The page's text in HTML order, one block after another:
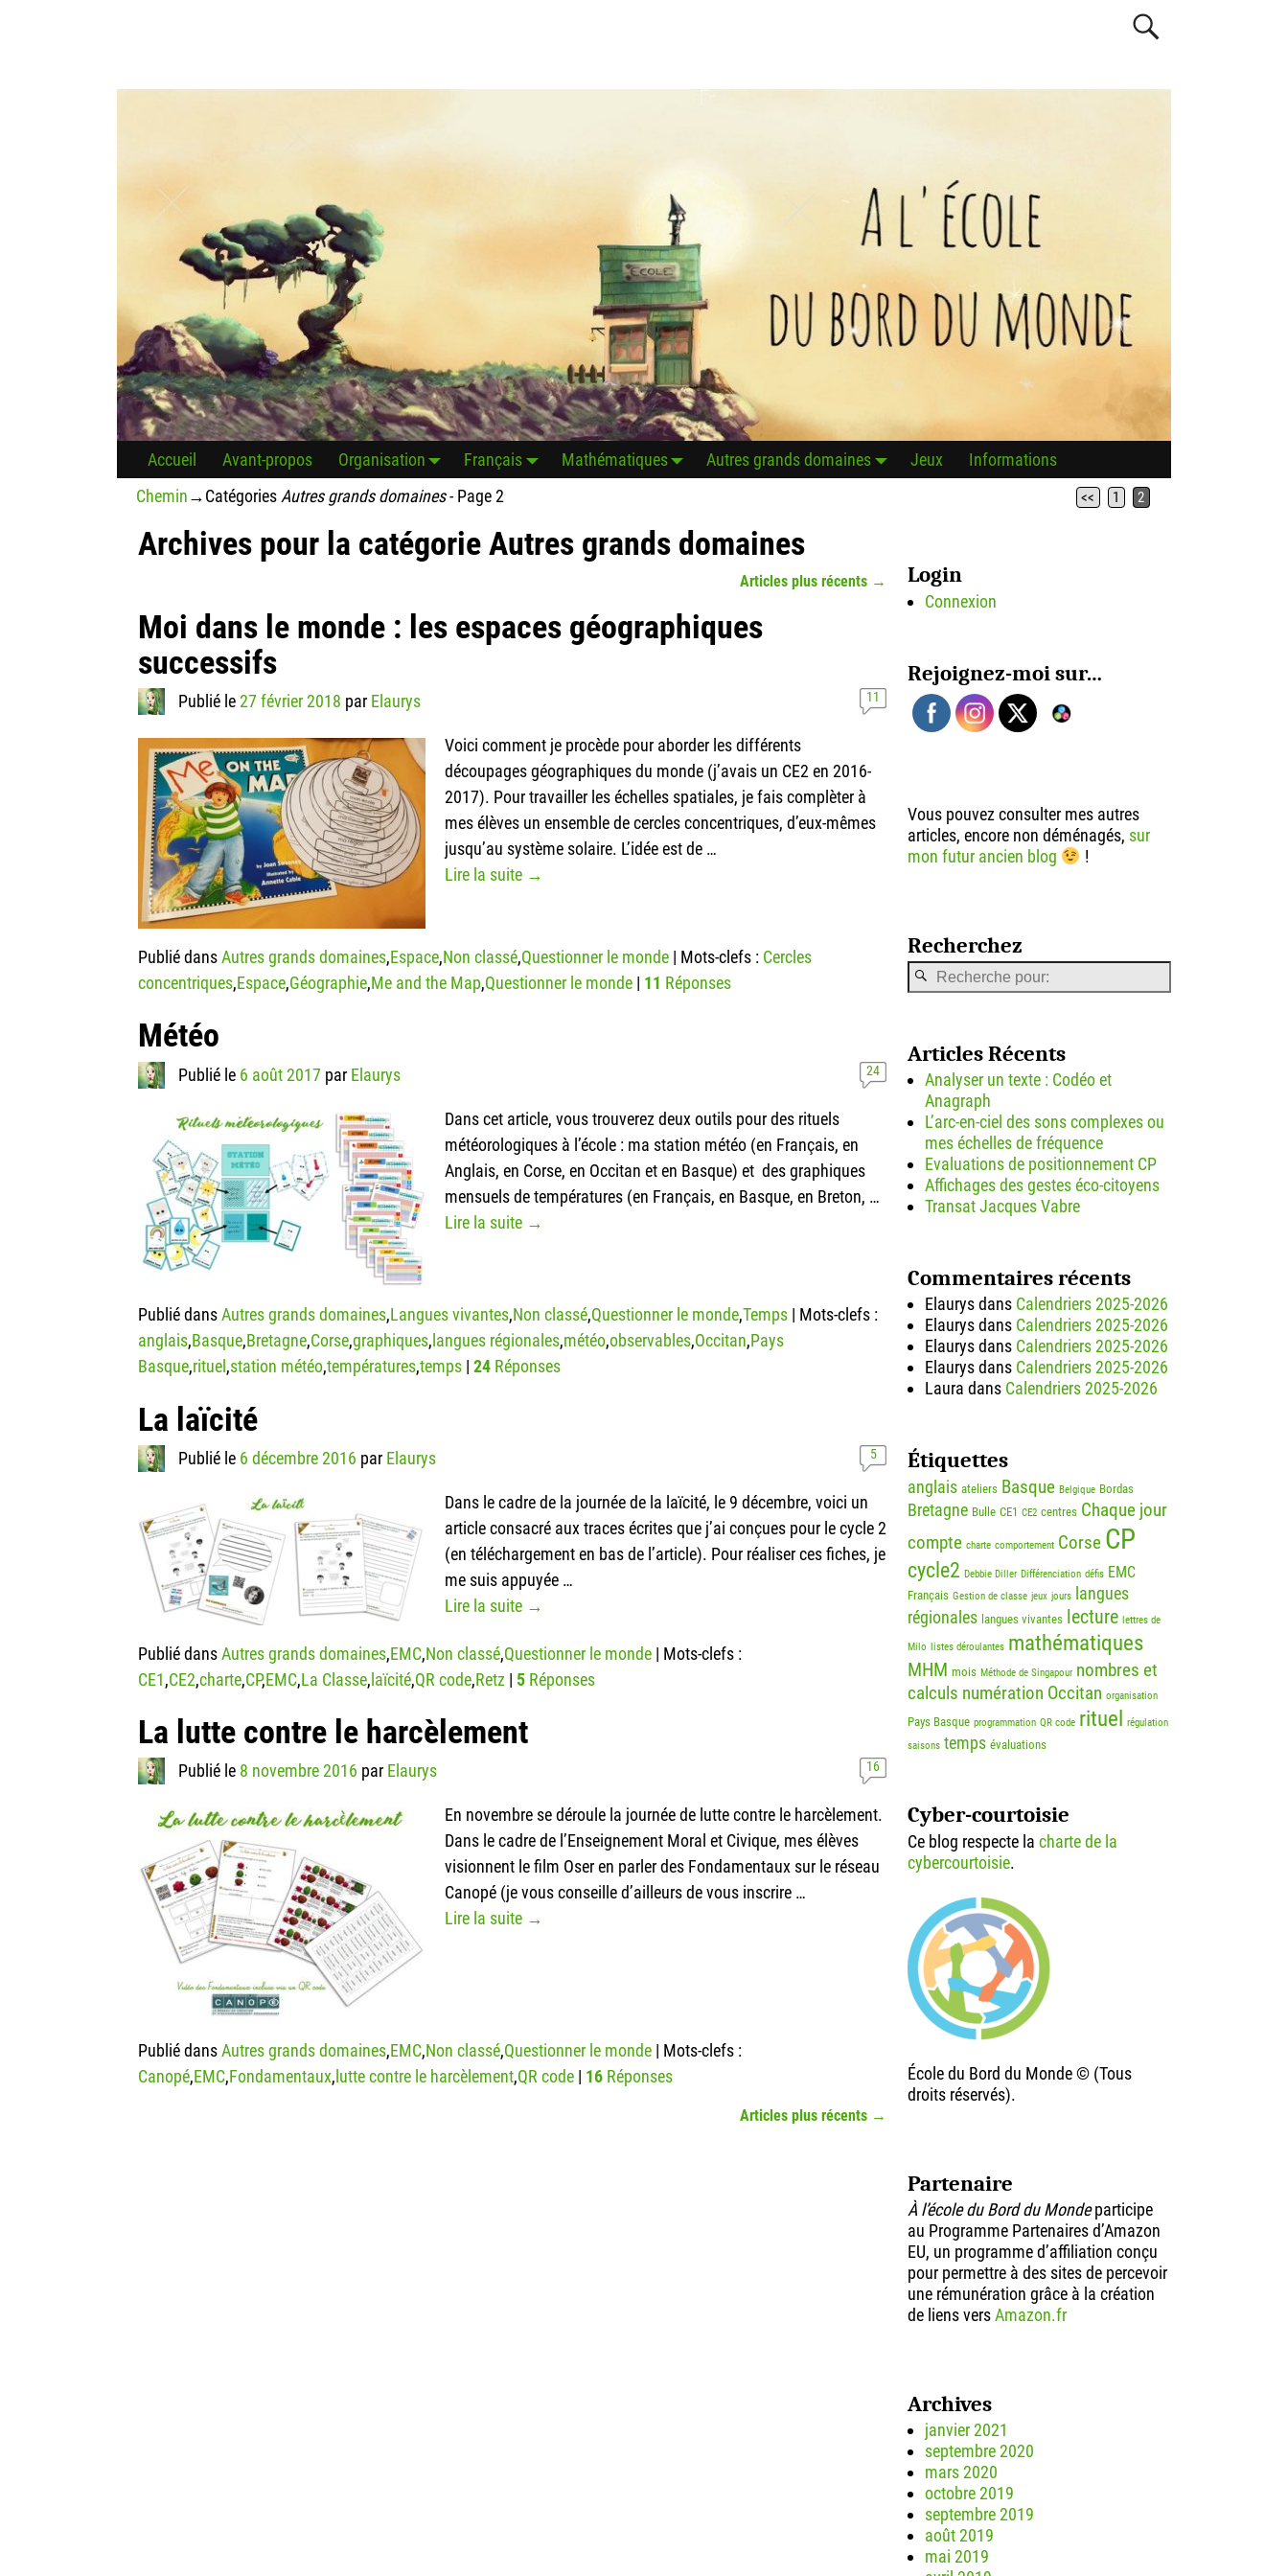
Accueil Avant-propos Organisation Français Mathématiques Autres grands domaines Jeux
Informations
Chemin→CatégoriesAutres grands domaines- Page 2 << 1 2
Archives pour la catégorie Autres grands domaines
Articles plus récents →
Moi dans le monde : les espaces géographiques
successifs
Publié le 27 février 2018 par Elaurys 11
Voici comment je procède pour aborder les différents
découpages géographiques du monde (j’avais un CE2 en 2016-
2017). Pour travailler les échelles spatiales, je fais complèter à
mes élèves un ensemble de cercles concentriques, d’eux-mêmes
jusqu’au système solaire. L’idée est de …
Lire la suite →
Publié dansAutres grands domaines,Espace,Non classé,Questionner le monde | Mots-clefs : Cercles
concentriques,Espace,Géographie,Me and the Map,Questionner le monde | 11 Réponses
Météo
Publié le 6 août 2017 par Elaurys 24
Dans cet article, vous trouverez deux outils pour des rituels
météorologiques à l’école : ma station météo (en Français, en
Anglais, en Corse, en Occitan et en Basque) et des graphiques
mensuels de températures (en Français, en Basque, en Breton, …
Lire la suite →
Publié dansAutres grands domaines,Langues vivantes,Non classé,Questionner le monde,Temps | Mots-clefs :
anglais,Basque,Bretagne,Corse,graphiques, langues régionales,météo,observables,Occitan,Pays
Basque,rituel ,station météo,températures,temps | 24 Réponses
La laïcité
Publié le 6 décembre 2016 par Elaurys 5
Dans le cadre de la journée de la laïcité, le 9 décembre, voici un
article consacré aux traces écrites que j’ai conçues pour le cycle 2
(en téléchargement en bas de l’article). Pour réaliser ces fiches, je
me suis appuyée …
Lire la suite →
Publié dansAutres grands domaines,EMC,Non classé,Questionner le monde | Mots-clefs :
CE1,CE2,charte,CP,EMC,La Classe,laïcité,QR code,Retz | 5 Réponses
La lutte contre le harcèlement
Publié le 8 novembre 2016 par Elaurys 16
En novembre se déroule la journée de lutte contre le harcèlement.
Dans le cadre de l’Enseignement Moral et Civique, mes élèves
visionnent le film Oser en parler des Fondamentaux sur le réseau
Canopé (je vous conseille d’ailleurs de vous inscrire …
Lire la suite →
Publié dansAutres grands domaines,EMC,Non classé,Questionner le monde | Mots-clefs :
Canopé,EMC,Fondamentaux, lutte contre le harcèlement,QR code | 16 Réponses
Articles plus récents →
Login
Connexion
Rejoignez-moi sur…
Vous pouvez consulter mes autres
articles, encore non déménagés, sur
mon futur ancien blog
!
Recherchez
Articles Récents
Analyser un texte : Codéo et
Anagraph
L’arc-en-ciel des sons complexes ou
mes échelles de fréquence
Evaluations de positionnement CP
Affichages des gestes éco-citoyens
Transat Jacques Vabre
Commentaires récents
Elaurysdans Calendriers 2025-2026
Elaurysdans Calendriers 2025-2026
Elaurysdans Calendriers 2025-2026
Elaurysdans Calendriers 2025-2026
Laura dans Calendriers 2025-2026
Étiquettes
anglais ateliers Basque Belgique Bordas
Bretagne Bulle CE1 CE2 centres Chaque jour
compte charte comportement Corse CP
cycle2 Debbie Diller Différenciation défis EMC
Français Gestion de classe jeux jours
langues
régionales langues vivantes lecture lettres de
Milo listes déroulantes mathématiques
MHM mois Méthode de Singapour nombres et
calculs numération Occitan organisation
Pays Basque programmation QR code rituel
régulation
saisons temps évaluations
Cyber-courtoisie
Ce blog respecte la charte de la
cybercourtoisie.
École du Bord du Monde © (Tous
droits réservés).
Partenaire
À l’école du Bord du Mondeparticipe
au Programme Partenaires d’Amazon
EU, un programme d’affiliation conçu
pour permettre à des sites de percevoir
une rémunération grâce à la création
de liens versAmazon.fr
Archives
janvier 2021
septembre 2020
mars 2020
octobre 2019
septembre 2019
août 2019
mai 2019